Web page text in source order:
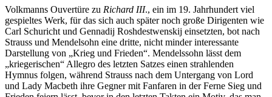
Volkmanns Ouvertüre zu Richard III., ein im 19. Jahrhundert viel
gespieltes Werk, für das sich auch später noch große Dirigenten wie
Carl Schuricht und Gennadij Roshdestwenskij einsetzten, bot nach
Strauss und Mendelsohn eine dritte, nicht minder interessante
Darstellung von „Krieg und Frieden“. Mendelssohn lässt dem
„kriegerischen“ Allegro des letzten Satzes einen strahlenden
Hymnus folgen, während Strauss nach dem Untergang von Lord
und Lady Macbeth ihre Gegner mit Fanfaren in der Ferne Sieg und